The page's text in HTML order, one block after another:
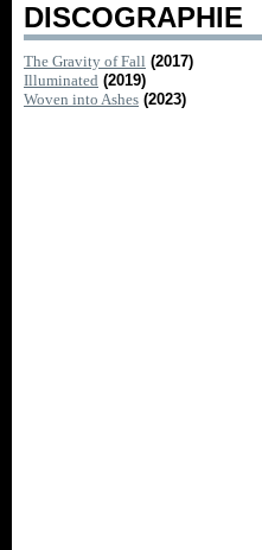
DISCOGRAPHIE
The Gravity of Fall (2017)
Illuminated (2019)
Woven into Ashes (2023)